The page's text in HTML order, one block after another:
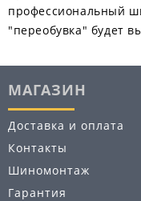
профессиональный
"переобувка" будет
МАГАЗИН
Доставка и оплата
Контакты
Шиномонтаж
Гарантия